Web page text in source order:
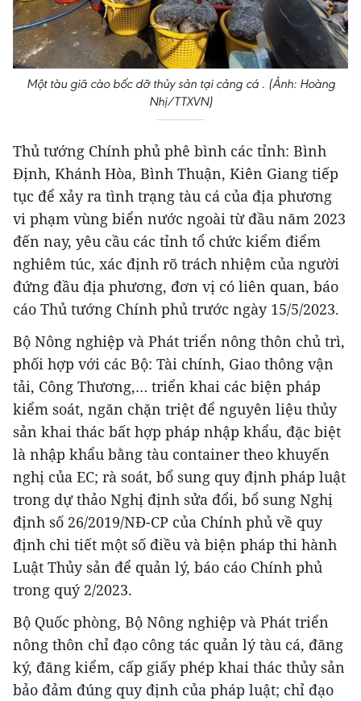
Một tàu giã cào bốc dỡ thủy sản tại cảng cá . (Ảnh: Hoàng
Nhị/TTXVN)
Thủ tướng Chính phủ phê bình các tỉnh: Bình
Định, Khánh Hòa, Bình Thuận, Kiên Giang tiếp
tục để xảy ra tình trạng tàu cá của địa phương
vi phạm vùng biển nước ngoài từ đầu năm 2023
đến nay, yêu cầu các tỉnh tổ chức kiểm điểm
nghiêm túc, xác định rõ trách nhiệm của người
đứng đầu địa phương, đơn vị có liên quan, báo
cáo Thủ tướng Chính phủ trước ngày 15/5/2023.
Bộ Nông nghiệp và Phát triển nông thôn chủ trì,
phối hợp với các Bộ: Tài chính, Giao thông vận
tải, Công Thương,… triển khai các biện pháp
kiểm soát, ngăn chặn triệt để nguyên liệu thủy
sản khai thác bất hợp pháp nhập khẩu, đặc biệt
là nhập khẩu bằng tàu container theo khuyến
nghị của EC; rà soát, bổ sung quy định pháp luật
trong dự thảo Nghị định sửa đổi, bổ sung Nghị
định số 26/2019/NĐ-CP của Chính phủ về quy
định chi tiết một số điều và biện pháp thi hành
Luật Thủy sản để quản lý, báo cáo Chính phủ
trong quý 2/2023.
Bộ Quốc phòng, Bộ Nông nghiệp và Phát triển
nông thôn chỉ đạo công tác quản lý tàu cá, đăng
ký, đăng kiểm, cấp giấy phép khai thác thủy sản
bảo đảm đúng quy định của pháp luật; chỉ đạo